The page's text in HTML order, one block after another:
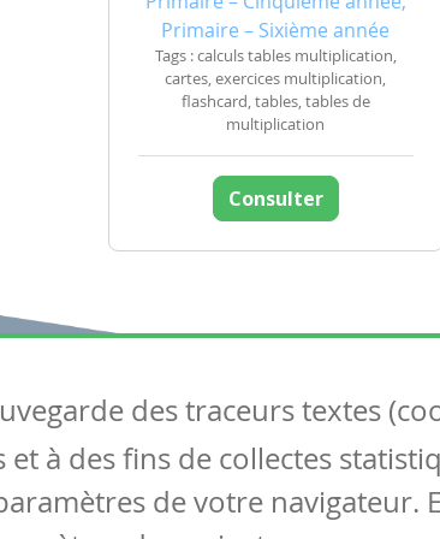
Primaire – Sixième année
Tags : calculs tables multiplication,
cartes, exercices multiplication,
flashcard, tables, tables de
multiplication
Consulter
Articles
Tous les articles
Articles DYS
des traceurs textes
à des fins de collectes
de votre